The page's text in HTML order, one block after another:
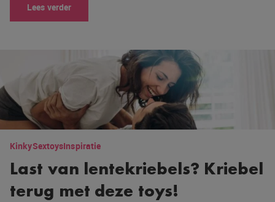
Lees verder
KinkySextoysInspiratie
Last van lentekriebels? Kriebel
terug met deze toys!